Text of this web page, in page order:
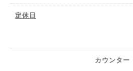
定休日
カウンター